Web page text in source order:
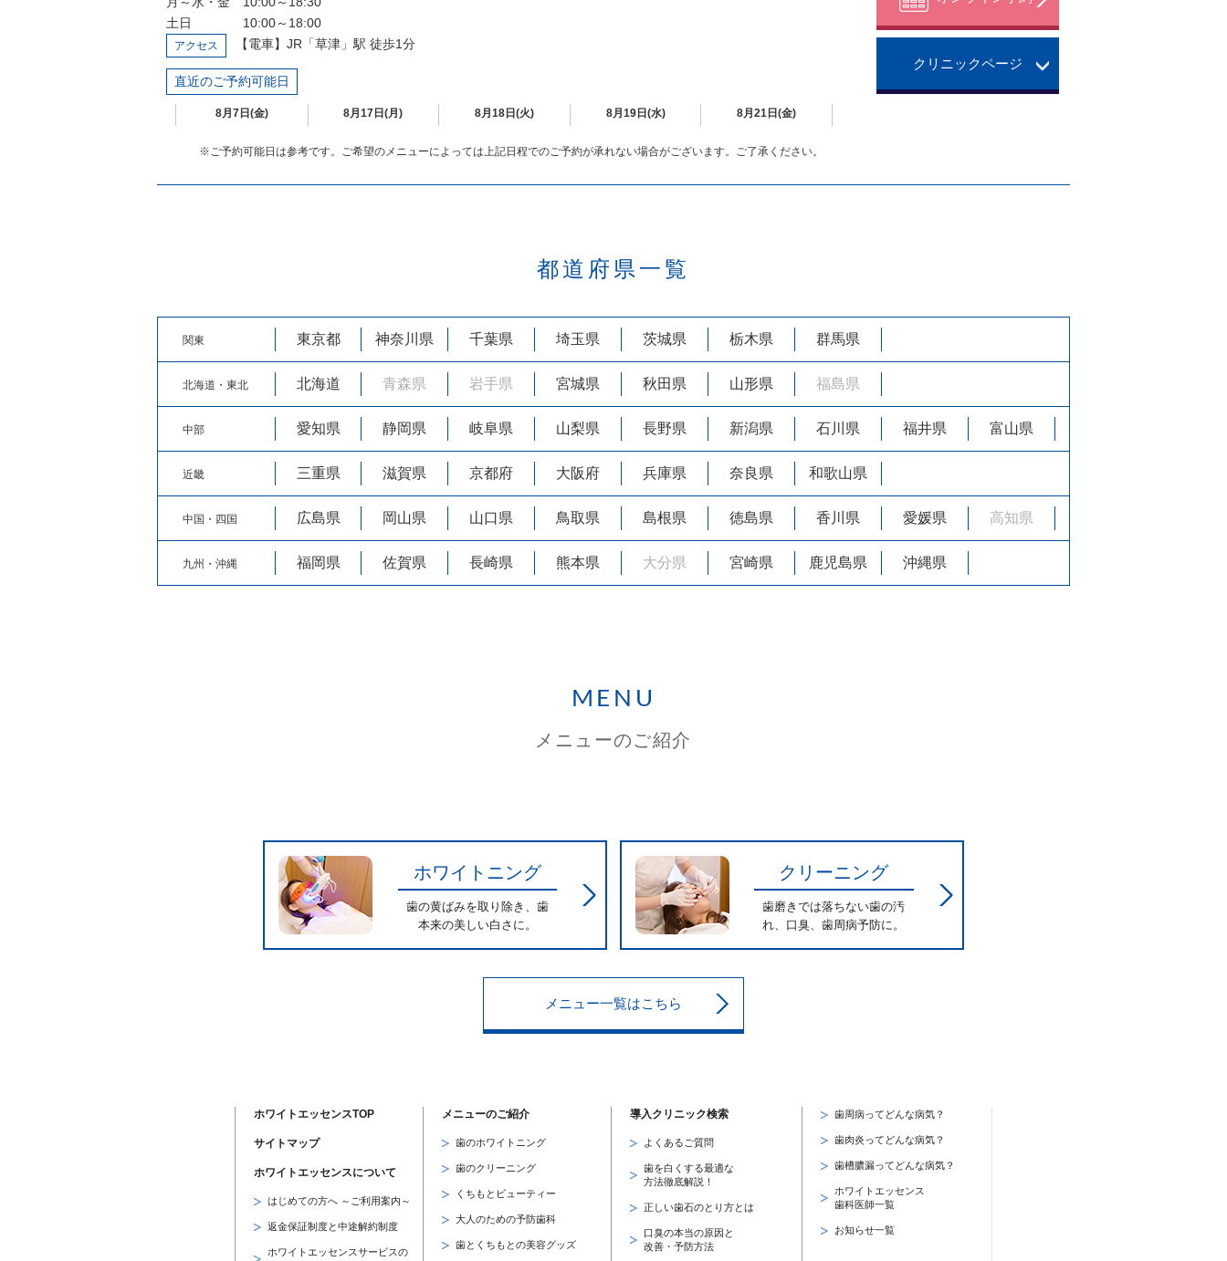
土日 10:00～18:00
アクセス 【電車】JR「草津」駅 徒歩1分
直近のご予約可能日
8月7日(金) 8月17日(月) 8月18日(火) 8月19日(水) 8月21日(金)
※ご予約可能日は参考です。ご希望のメニューによっては上記日程でのご予約が承れない場合がございます。ご了承ください。
クリニックページ
都道府県一覧
関東 東京都 神奈川県 千葉県 埼玉県 茨城県 栃木県 群馬県
北海道・東北 北海道 青森県 岩手県 宮城県 秋田県 山形県 福島県
中部 愛知県 静岡県 岐阜県 山梨県 長野県 新潟県 石川県 福井県 富山県
近畿 三重県 滋賀県 京都府 大阪府 兵庫県 奈良県 和歌山県
中国・四国 広島県 岡山県 山口県 鳥取県 島根県 徳島県 香川県 愛媛県 高知県
九州・沖縄 福岡県 佐賀県 長崎県 熊本県 大分県 宮崎県 鹿児島県 沖縄県
MENU
メニューのご紹介
ホワイトニング
歯の黄ばみを取り除き、歯
本来の美しい白さに。
クリーニング
歯磨きでは落ちない歯の汚
れ、口臭、歯周病予防に。
メニュー一覧はこちら
ホワイトエッセンスTOP
サイトマップ
ホワイトエッセンスについて
はじめての方へ ～ご利用案内～
返金保証制度と中途解約制度
ホワイトエッセンスサービスの
メニューのご紹介
歯のホワイトニング
歯のクリーニング
くちもとビューティー
大人のための予防歯科
歯とくちもとの美容グッズ
導入クリニック検索
よくあるご質問
歯を白くする最適な
方法徹底解説！
正しい歯石のとり方とは
口臭の本当の原因と
改善・予防方法
歯周病ってどんな病気？
歯肉炎ってどんな病気？
歯槽膿漏ってどんな病気？
ホワイトエッセンス
歯科医師一覧
お知らせ一覧